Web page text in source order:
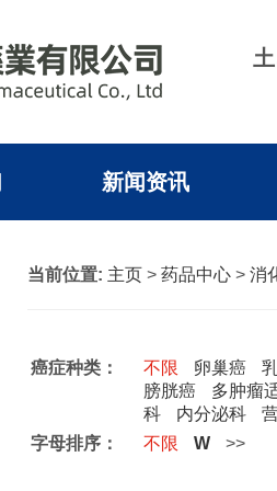
新闻资讯
当前位置: 主页 > 药品中心 > 消
癌症种类： 不限 卵巢癌
膀胱癌
多肿瘤
科
内分泌科
字母排序：
不限 W >>